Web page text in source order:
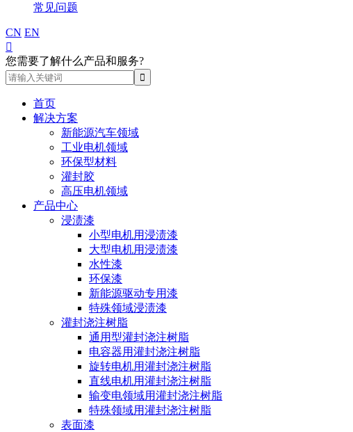
常见问题
CN EN

您需要了解什么产品和服务?
首页
解决方案
新能源汽车领域
工业电机领域
环保型材料
灌封胶
高压电机领域
产品中心
浸渍漆
小型电机用浸渍漆
大型电机用浸渍漆
水性漆
环保漆
新能源驱动专用漆
特殊领域浸渍漆
灌封浇注树脂
通用型灌封浇注树脂
电容器用灌封浇注树脂
旋转电机用灌封浇注树脂
直线电机用灌封浇注树脂
输变电领域用灌封浇注树脂
特殊领域用灌封浇注树脂
表面漆